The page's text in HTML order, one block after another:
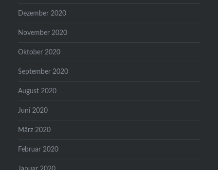
Dezember 2020
November 2020
Oktober 2020
September 2020
August 2020
Juni 2020
März 2020
Februar 2020